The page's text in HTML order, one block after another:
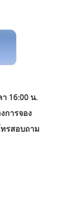
16:00 น.
การจอง
รสอบถาม